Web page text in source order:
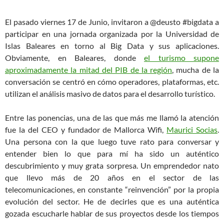
El pasado viernes 17 de Junio, invitaron a @deusto #bigdata a
participar en una jornada organizada por la Universidad de
Islas Baleares en torno al Big Data y sus aplicaciones.
Obviamente, en Baleares, donde el turismo supone
aproximadamente la mitad del PIB de la región, mucha de la
conversación se centró en cómo operadores, plataformas, etc.
utilizan el análisis masivo de datos para el desarrollo turístico.
Entre las ponencias, una de las que más me llamó la atención
fue la del CEO y fundador de Mallorca Wifi, Maurici Socias.
Una persona con la que luego tuve rato para conversar y
entender bien lo que para mí ha sido un auténtico
descubrimiento y muy grata sorpresa. Un emprendedor nato
que llevo más de 20 años en el sector de las
telecomunicaciones, en constante “reinvención” por la propia
evolución del sector. He de decirles que es una auténtica
gozada escucharle hablar de sus proyectos desde los tiempos